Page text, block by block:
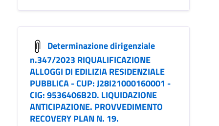
Determinazione dirigenziale
n.347/2023 RIQUALIFICAZIONE
ALLOGGI DI EDILIZIA RESIDENZIALE
PUBBLICA - CUP: J28I21000160001 -
CIG: 9536406B2D. LIQUIDAZIONE
ANTICIPAZIONE. PROVVEDIMENTO
RECOVERY PLAN N. 19.